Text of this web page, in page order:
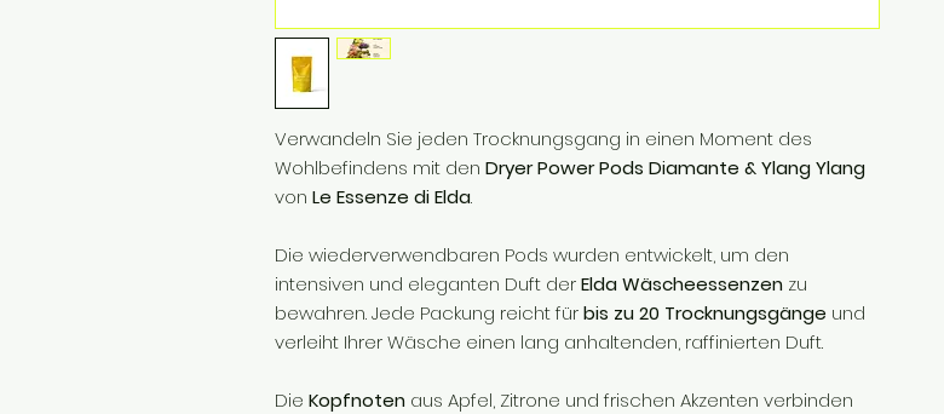
Verwandeln Sie jeden Trocknungsgang in einen Moment des
Wohlbefindens mit den Dryer Power Pods Diamante & Ylang Ylang
von Le Essenze di Elda.
Die wiederverwendbaren Pods wurden entwickelt, um den
intensiven und eleganten Duft derElda Wäscheessenzen zu
bewahren. Jede Packung reicht fürbis zu 20 Trocknungsgänge und
verleiht Ihrer Wäsche einen lang anhaltenden, raffinierten Duft.
Die Kopfnoten aus Apfel, Zitrone und frischen Akzenten verbinden